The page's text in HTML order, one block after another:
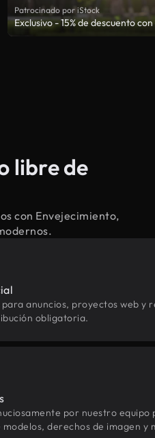
Patrocinado por iStock
Exclusivo - 15% de descuento
libre de
con Envejecimiento,
anuncios, proyectos web y
obligatoria.
por nuestro equipo
derechos de imagen y